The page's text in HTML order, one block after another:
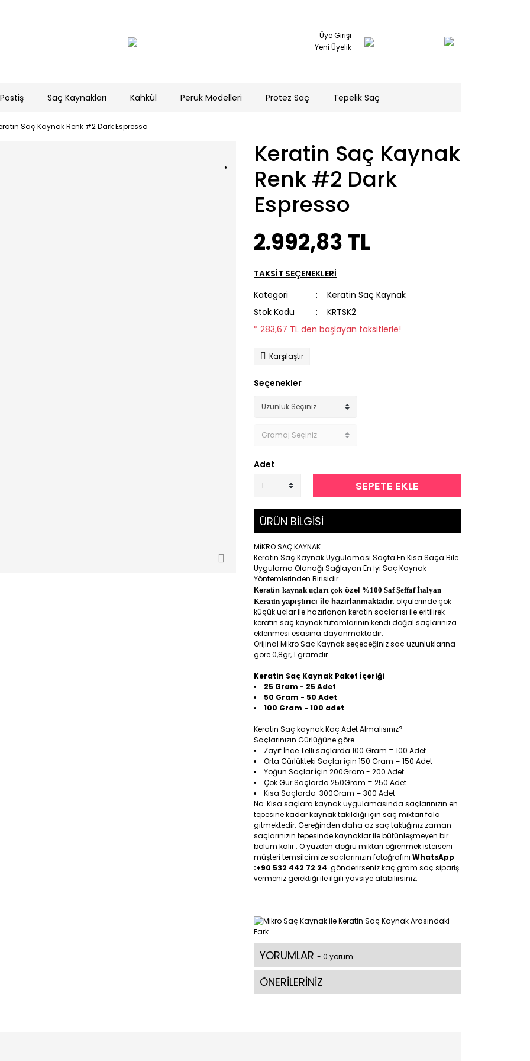
Üye Girişi
Yeni Üyelik
Saç Kaynakları Kahkül Peruk Modelleri Protez Saç Tepelik Saç
Saç Kaynak Renk #2 Dark Espresso
Keratin Saç Kaynak
Renk #2 Dark
Espresso
2.992,83 TL
TAKSİT SEÇENEKLERİ
Kategori
Keratin Saç Kaynak
Stok Kodu
KRTSK2
* 283,67 TL den başlayan taksitlerle!
Karşılaştır
Seçenekler
Adet
SEPETE EKLE
ÜRÜN BİLGİSİ
MİKRO SAÇ KAYNAK
Keratin Saç Kaynak Uygulaması Saçta En Kısa Saça Bile
Uygulama Olanağı Sağlayan En İyi Saç Kaynak
Yöntemlerinden Birisidir.
Keratin kaynak uçları ço k özel %100 Saf Şeffaf İtalyan
Keratin yapıştırıcı ile hazırlanmaktadır: ölçülerinde çok
küçük uçlar ile hazırlanan keratin saçlar ısı ile eritilirek
keratin saç kaynak tutamlarının kendi doğal saçlarınıza
eklenmesi esasına dayanmaktadır.
Orijinal Mikro Saç Kaynak seçeceğiniz saç uzunluklarına
göre 0,8gr, 1 gramdır.
Keratin Saç Kaynak Paket İçeriği
25 Gram - 25 Adet
50 Gram - 50 Adet
100 Gram - 100 adet
Keratin Saç kaynak Kaç Adet Almalısınız?
Saçlarınızın Gürlüğüne göre
Zayıf İnce Telli saçlarda 100 Gram = 100 Adet
Orta Gürlükteki Saçlar için 150 Gram = 150 Adet
Yoğun Saçlar İçin 200Gram - 200 Adet
Çok Gür Saçlarda 250Gram = 250 Adet
Kısa Saçlarda 300Gram = 300 Adet
No: Kısa saçlara kaynak uygulamasında saçlarınızın en
tepesine kadar kaynak takıldığı için saç miktarı fala
gitmektedir. Gereğinden daha az saç taktığınız zaman
saçlarınızın tepesinde kaynaklar ile bütünleşmeyen bir
bölüm kalır . O yüzden doğru miktarı öğrenmek isterseni
müşteri temsilcimize saçlarınızın fotoğrafını WhatsApp
:+90 532 442 72 24 gönderirseniz kaç gram saç sipariş
vermeniz gerektiği ile ilgili yavsiye alabilirsiniz.
YORUMLAR - 0 yorum
ÖNERİLERİNİZ